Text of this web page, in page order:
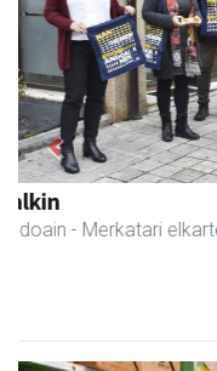
Francisco Mendikute
Andoain - Harategiak
Previous